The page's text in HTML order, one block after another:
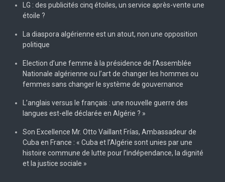
LG : des publicités cinq étoiles, un service après-vente une
étoile ?
La diaspora algérienne est un atout, non une opposition
politique
Election d’une femme à la présidence de l’Assemblée
Nationale algérienne ou l’art de changer les hommes ou
femmes sans changer le système de gouvernance
L’anglais versus le français : une nouvelle guerre des
langues est-elle déclarée en Algérie ? »
Son Excellence Mr. Otto Vaillant Frías, Ambassadeur de
Cuba en France : « Cuba et l’Algérie sont unies par une
histoire commune de lutte pour l’indépendance, la dignité
et la justice sociale »